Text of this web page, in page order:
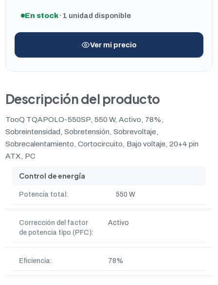
En stock· 1 unidad disponible
Ver mi precio
Descripción del producto
TooQ TQAPOLO-550SP, 550 W, Activo, 78%,
Sobreintensidad, Sobretensión, Sobrevoltaje,
Sobrecalentamiento, Cortocircuito, Bajo voltaje, 20+4 pin
ATX, PC
Control de energía
Potencia total: 550 W
Corrección del factor
de potencia tipo (PFC):
Activo
Eficiencia: 78%